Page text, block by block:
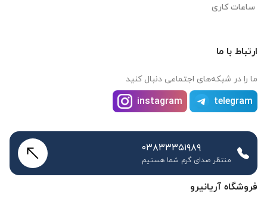
فروشگاه آریانیرو
ساعات کاری
ارتباط با ما
ما را در شبکه‌های اجتماعی دنبال کنید
telegram
instagram
۰۳۸۳۳۳۵۱۹۸۹
منتظر صدای گرم شما هستیم